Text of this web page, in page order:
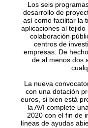
Los seis
desarrollo de
así como facilitar la
aplicaciones al
colaboración
centros de
empresas. De
de al menos dos
La nueva
con una dotación
euros, si bien está
la AVI complete
2020 con el fin de
líneas de ayudas